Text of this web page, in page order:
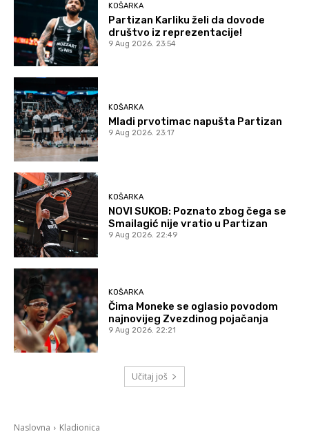
KOŠARKA
Partizan Karliku želi da dovode
društvo iz reprezentacije!
9 Aug 2026. 23:54
KOŠARKA
Mladi prvotimac napušta Partizan
9 Aug 2026. 23:17
KOŠARKA
NOVI SUKOB: Poznato zbog čega se
Smailagić nije vratio u Partizan
9 Aug 2026. 22:49
KOŠARKA
Čima Moneke se oglasio povodom
najnovijeg Zvezdinog pojačanja
9 Aug 2026. 22:21
Učitaj još